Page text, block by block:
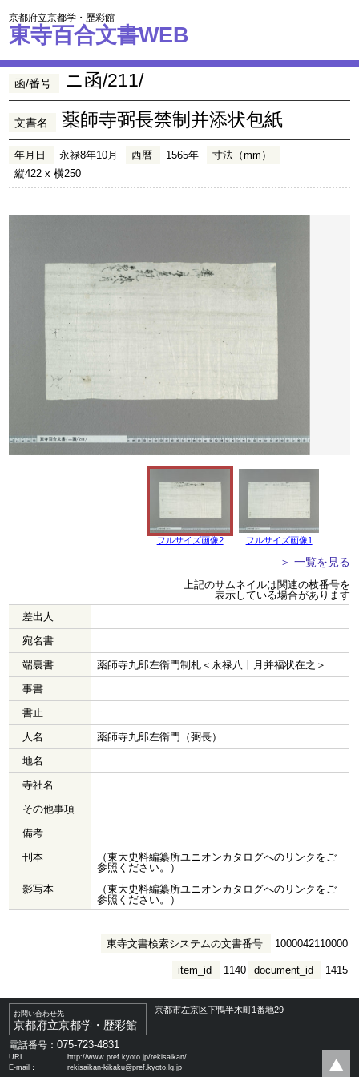
京都府立京都学・歴彩館
東寺百合文書WEB
函/番号 ニ函/211/
文書名 薬師寺弼長禁制并添状包紙
年月日 永禄8年10月 西暦 1565年
寸法（mm）
縦422 x 横250
フルサイズ画像2 フルサイズ画像1
＞ 一覧を見る
上記のサムネイルは関連の枝番号を
表示している場合があります
差出人
宛名書
端裏書
薬師寺九郎左衛門制札＜永禄八十月并福状在之＞
事書
書止
人名
薬師寺九郎左衛門（弼長）
地名
寺社名
その他事項
備考
刊本
（東大史料編纂所ユニオンカタログへのリンクをご
参照ください。）
影写本
（東大史料編纂所ユニオンカタログへのリンクをご
参照ください。）
東寺文書検索システムの文書番号 1000042110000
document_id 1415
item_id 1140
お問い合わせ先
京都府立京都学・歴彩館
京都市左京区下鴨半木町1番地29
電話番号：075-723-4831
URL ：
http://www.pref.kyoto.jp/rekisaikan/
E-mail：
rekisaikan-kikaku@pref.kyoto.lg.jp